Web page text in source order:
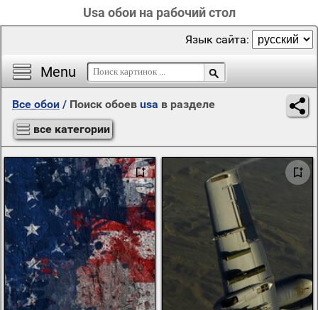
Usa обои на рабочий стол
Menu
Язык сайта:
Все обои / Поиск обоев usa в разделе
все категории